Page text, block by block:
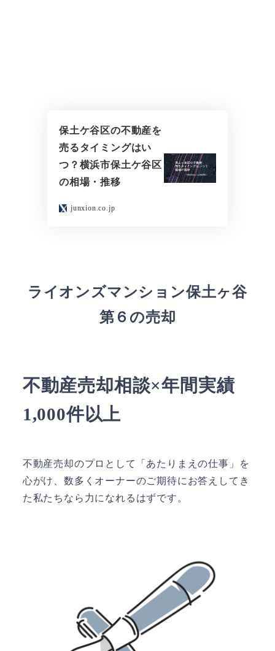
保土ケ谷区の不動産を
売るタイミングはい
つ？横浜市保土ケ谷区
の相場・推移
junxion.co.jp
ライオンズマンション保土ヶ谷
第６の売却
不動産売却相談×年間実績
1,000件以上
不動産売却のプロとして「あたりまえの仕事」を
心がけ、数多くオーナーのご期待にお答えしてき
た私たちなら力になれるはずです。